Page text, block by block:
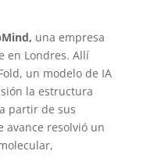
una empresa
en Londres. Allí
un modelo de IA
la estructura
partir de sus
avance resolvió un